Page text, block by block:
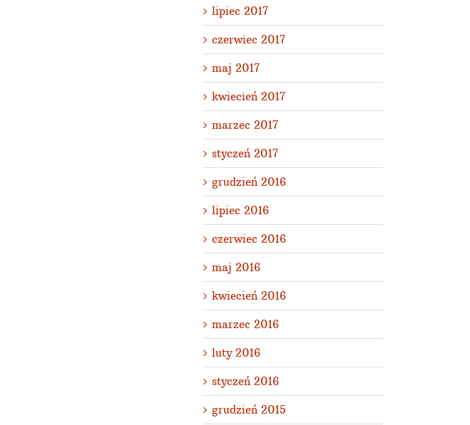
lipiec 2017
czerwiec 2017
maj 2017
kwiecień 2017
marzec 2017
styczeń 2017
grudzień 2016
lipiec 2016
czerwiec 2016
maj 2016
kwiecień 2016
marzec 2016
luty 2016
styczeń 2016
grudzień 2015